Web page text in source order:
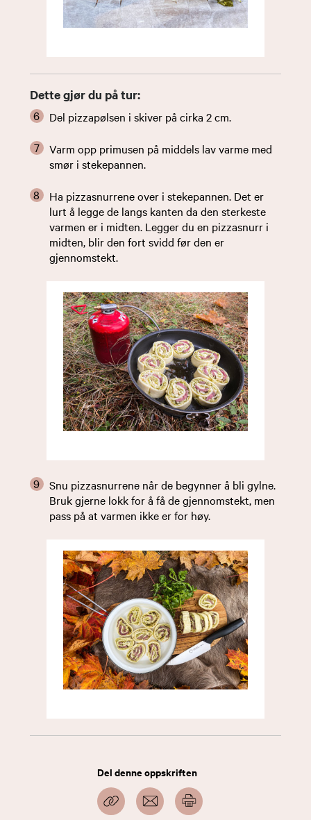
Dette gjør du på tur:
Del pizzapølsen i skiver på cirka 2 cm.
Varm opp primusen på middels lav varme med
smør i stekepannen.
Ha pizzasnurrene over i stekepannen. Det er
lurt å legge de langs kanten da den sterkeste
varmen er i midten. Legger du en pizzasnurr i
midten, blir den fort svidd før den er
gjennomstekt.
Snu pizzasnurrene når de begynner å bli gylne.
Bruk gjerne lokk for å få de gjennomstekt, men
pass på at varmen ikke er for høy.
Del denne oppskriften